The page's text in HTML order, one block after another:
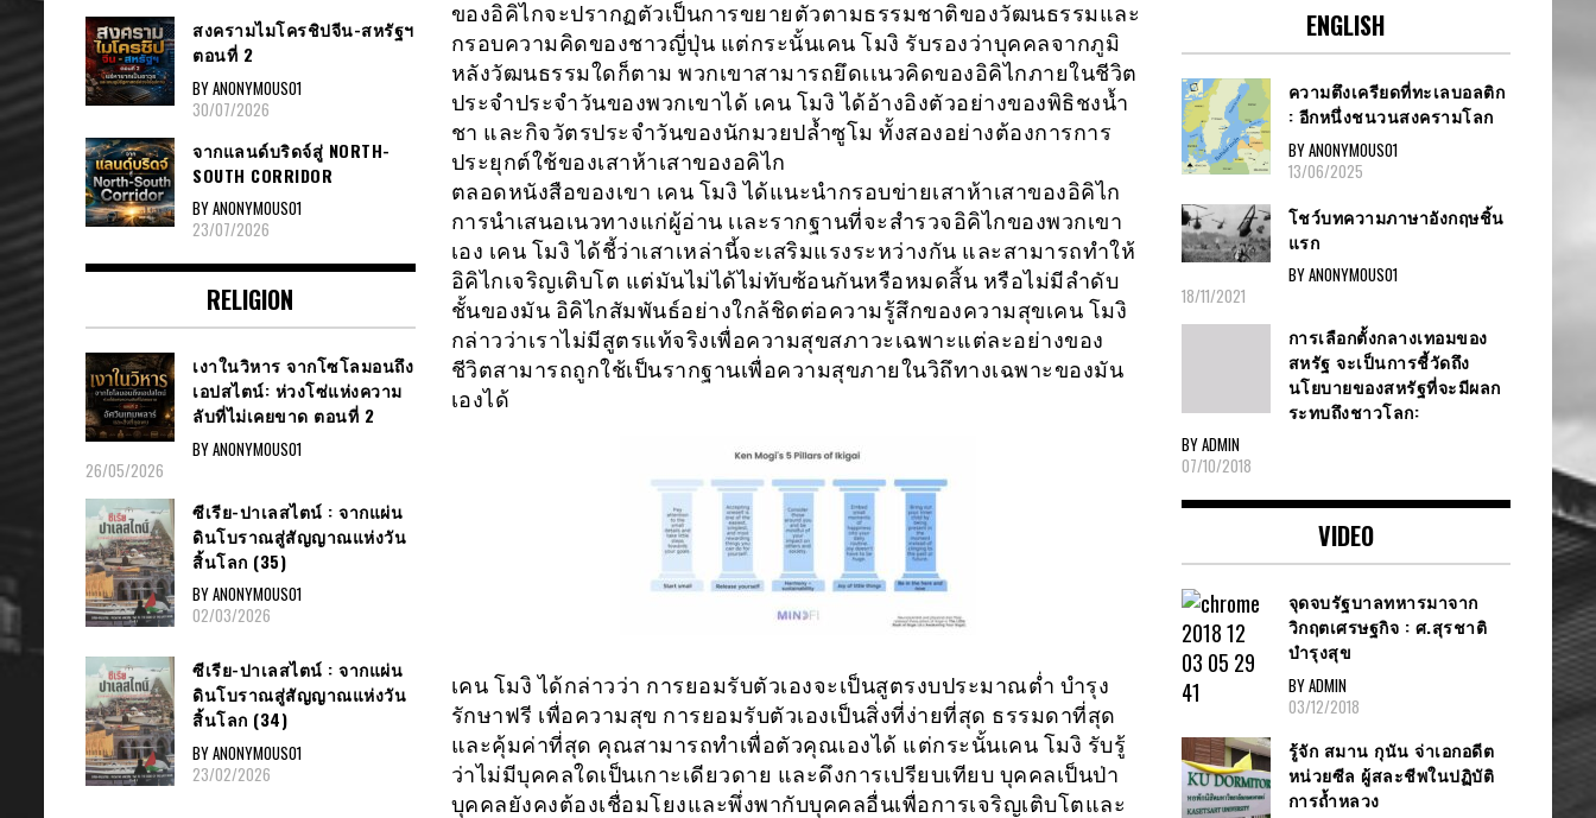
ของอิคิไกจะปรากฏตัวเป็นการขยายตัวตามธรรมชาติของวัฒนธรรมและ
กรอบความคิดของชาวญี่ปุ่น แต่กระนั้นเคน โมงิ รับรองว่าบุคคลจากภูมิ
หลังวัฒนธรรมใดก็ตาม พวกเขาสามารถยึดเเนวคิดของอิคิไกภายในชีวิต
ประจำประจำวันของพวกเขาได้ เคน โมงิ ได้อ้างอิงตัวอย่างของพิธิชงน้ำ
ชา และกิจวัตรประจำวันของนักมวยปล้ำซูโม ทั้งสองอย่างต้องการการ
ประยุกต์ใช้ของเสาห้าเสาของอคิไก
ตลอดหนังสือของเขา เคน โมงิ ได้แนะนำกรอบข่ายเสาห้าเสาของอิคิไก
การนำเสนอเนวทางแก่ผู้อ่าน เเละรากฐานที่จะสำรวจอิคิไกของพวกเขา
เอง เคน โมงิ ได้ชี้ว่าเสาเหล่านี้จะเสริมแรงระหว่างกัน และสามารถทำให้
อิคิไกเจริญเติบโต แต่มันไม่ได้ไม่ทับซ้อนกันหรือหมดสิ้น หรือไม่มีลำดับ
ชั้นของมัน อิคิไกสัมพันธ์อย่างใกล้ชิดต่อความรู้สึกของความสุขเคน โมงิ
กล่าวว่าเราไม่มีสูตรแท้จริงเพื่อความสุขสภาวะเฉพาะแต่ละอย่างของ
ชีวิตสามารถถูกใช้เป็นรากฐานเพื่อความสุขภายในวิถึทางเฉพาะของมัน
เองได้
เคน โมงิ ได้กล่าวว่า การยอมรับตัวเองจะเป็นสูตรงบประมาณต่ำ บำรุง
รักษาฟรี เพื่อความสุข การยอมรับตัวเองเป็นสิ่งที่ง่ายที่สุด ธรรมดาที่สุด
และคุ้มค่าที่สุด คุณสามารถทำเพื่อตัวคุณเองได้ แต่กระนั้นเคน โมงิ รับรู้
ว่าไม่มีบุคคลใดเป็นเกาะเดียวดาย และดึงการเปรียบเทียบ บุคคลเป็นป่า
บุคคลยังคงต้องเชื่อมโยงและพึ่งพากับบุคคลอื่นเพื่อการเจริญเติบโตและ
สงครามไมโครชิปจีน-สหรัฐฯ
ตอนที่ 2
BY ANONYMOUS01
30/07/2026
จากแลนด์บริดจ์สู่ NORTH-
SOUTH CORRIDOR
BY ANONYMOUS01
23/07/2026
RELIGION
เงาในวิหาร จากโซโลมอนถึง
เอปสไตน์: ห่วงโซ่แห่งความ
ลับที่ไม่เคยขาด ตอนที่ 2
BY ANONYMOUS01
26/05/2026
ซีเรีย​-ปาเลสไตน์​ : จากแผ่น
ดินโบราณสู่สัญญาณ​แห่งวัน
สิ้นโลก​ (35)
BY ANONYMOUS01
02/03/2026
ซีเรีย​-ปาเลสไตน์​ : จากแผ่น
ดินโบราณสู่สัญญาณ​แห่งวัน
สิ้นโลก​ (34)
BY ANONYMOUS01
23/02/2026
ENGLISH
ความตึงเครียดที่ทะเลบอลติก
: อีกหนึ่งชนวนสงครามโลก
BY ANONYMOUS01
13/06/2025
โชว์บทความภาษาอังกฤษชิ้น
แรก
BY ANONYMOUS01
18/11/2021
การเลือกตั้งกลางเทอมของ
สหรัฐ จะเป็นการชี้วัดถึง
นโยบายของสหรัฐที่จะมีผลก
ระทบถึงชาวโลก:
BY ADMIN
07/10/2018
VIDEO
จุดจบรัฐบาลทหารมาจาก
วิกฤตเศรษฐกิจ : ศ.สุรชาติ
บำรุงสุข
BY ADMIN
03/12/2018
รู้จัก สมาน กุนัน จ่าเอกอดีต
หน่วยซีล ผู้สละชีพในปฏิบัติ
การถ้ำหลวง